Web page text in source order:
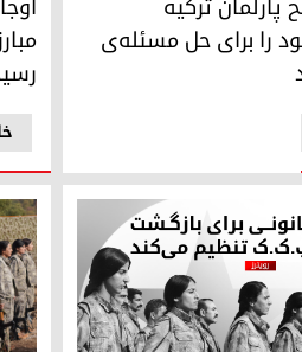
را برای حل مسئله‌ی